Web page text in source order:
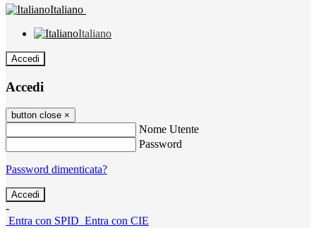
Italiano
Italiano
Accedi
Accedi
button close ×
Nome Utente
Password
Password dimenticata?
-
Entra con SPID Entra con CIE